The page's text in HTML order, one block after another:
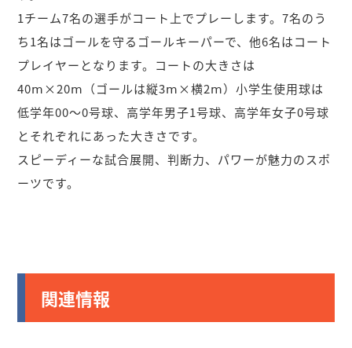
1チーム7名の選手がコート上でプレーします。7名のう
ち1名はゴールを守るゴールキーパーで、他6名はコート
プレイヤーとなります。コートの大きさは
40ⅿ×20ⅿ（ゴールは縦3ⅿ×横2ⅿ）小学生使用球は
低学年00～0号球、高学年男子1号球、高学年女子0号球
とそれぞれにあった大きさです。
スピーディーな試合展開、判断力、パワーが魅力のスポ
ーツです。
関連情報